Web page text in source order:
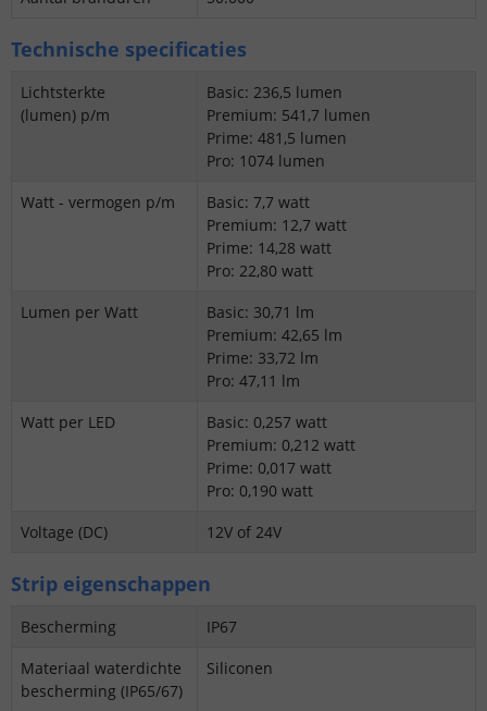
Technische specificaties
Lichtsterkte
(lumen) p/m
Basic: 236,5 lumen
Premium: 541,7 lumen
Prime: 481,5 lumen
Pro: 1074 lumen
Watt - vermogen p/m
Basic: 7,7 watt
Premium: 12,7 watt
Prime: 14,28 watt
Pro: 22,80 watt
Lumen per Watt
Basic: 30,71 lm
Premium: 42,65 lm
Prime: 33,72 lm
Pro: 47,11 lm
Watt per LED
Basic: 0,257 watt
Premium: 0,212 watt
Prime: 0,017 watt
Pro: 0,190 watt
Voltage (DC)
12V of 24V
Strip eigenschappen
Bescherming
IP67
Materiaal waterdichte
bescherming (IP65/67)
Siliconen